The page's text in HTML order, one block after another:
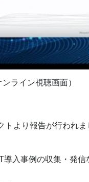
ライン視聴画面）
より報告が行われま
入事例の収集・発